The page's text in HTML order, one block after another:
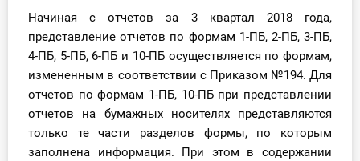
Начиная с отчетов за 3 квартал 2018 года,
представление отчетов по формам 1-ПБ, 2-ПБ, 3-ПБ,
4-ПБ, 5-ПБ, 6-ПБ и 10-ПБ осуществляется по формам,
измененным в соответствии с Приказом №194. Для
отчетов по формам 1-ПБ, 10-ПБ при представлении
отчетов на бумажных носителях представляются
только те части разделов формы, по которым
заполнена информация. При этом в содержании